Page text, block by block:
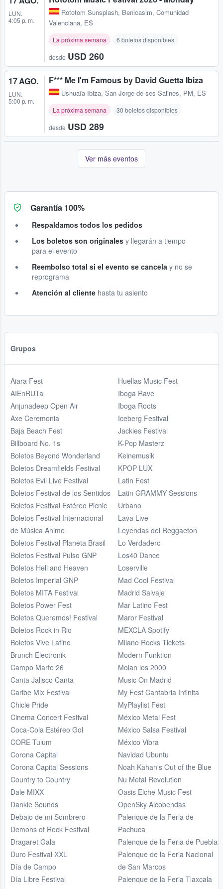
LUN.
4:05 p. m.
Rototom Sunsplash, Benicasim, Comunidad
Valenciana, ES
La próxima semana 6 boletos disponibles
desde USD 260
17 AGO.
LUN.
5:00 p. m.
F*** Me I'm Famous by David Guetta Ibiza
Ushuaïa Ibiza, San Jorge de ses Salines, PM, ES
La próxima semana 30 boletos disponibles
desde USD 289
Ver más eventos
Garantía 100%
Respaldamos todos los pedidos
Los boletos son originales y llegarán a tiempo
para el evento
Reembolso total si el evento se cancela y no se
reprograma
Atención al cliente hasta tu asiento
Grupos
Aiara Fest
AIEnRUTa
Anjunadeep Open Air
Axe Ceremonia
Baja Beach Fest
Billboard No. 1s
Boletos Beyond Wonderland
Boletos Dreamfields Festival
Boletos Evil Live Festival
Boletos Festival de los Sentidos
Boletos Festival Estéreo Picnic
Boletos Festival Internacional
de Música Anime
Boletos Festival Planeta Brasil
Boletos Festival Pulso GNP
Boletos Hell and Heaven
Boletos Imperial GNP
Boletos MITA Festival
Boletos Power Fest
Boletos Queremos! Festival
Boletos Rock in Rio
Boletos Vive Latino
Brunch Electronik
Campo Marte 26
Canta Jalisco Canta
Caribe Mix Festival
Chicle Pride
Cinema Concert Festival
Coca-Cola Estéreo Gol
CORE Tulum
Corona Capital
Corona Capital Sessions
Country to Country
Dale MIXX
Dankie Sounds
Debajo de mi Sombrero
Demons of Rock Festival
Dragaret Gala
Duro Festival XXL
Día de Campo
Día Libre Festival
Huellas Music Fest
Iboga Rave
Iboga Roots
Iceberg Festival
Jackies Festival
K-Pop Masterz
Keinemusik
KPOP LUX
Latin Fest
Latin GRAMMY Sessions
Urbano
Lava Live
Leyendas del Reggaeton
Lo Verdadero
Los40 Dance
Loserville
Mad Cool Festival
Madrid Salvaje
Mar Latino Fest
Maror Festival
MEXCLA Spotify
Milano Rocks Tickets
Modern Funktion
Molan los 2000
Music On Madrid
My Fest Cantabria Infinita
MyPlaylist Fest
México Metal Fest
México Salsa Festival
México Vibra
Navidad Ubuntu
Noah Kahan's Out of the Blue
Nu Metal Revolution
Oasis Elche Music Fest
OpenSky Alcobendas
Palenque de la Feria de
Pachuca
Palenque de la Feria de Puebla
Palenque de la Feria Nacional
de San Marcos
Palenque de la Feria Tlaxcala